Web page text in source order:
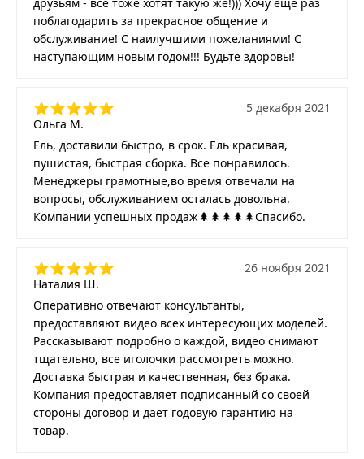
поблагодарить за прекрасное общение и
обслуживание! С наилучшими пожеланиями! С
наступающим новым годом!!! Будьте здоровы!
Ольга М.
5 декабря 2021
Ель, доставили быстро, в срок. Ель красивая,
пушистая, быстрая сборка. Все понравилось.
Менеджеры грамотные,во время отвечали на
вопросы, обслуживанием осталась довольна.
Компании успешных продаж🌲🌲🌲🌲🌲Спасибо.
Наталия Ш.
26 ноября 2021
Оперативно отвечают консультанты,
предоставляют видео всех интересующих моделей.
Рассказывают подробно о каждой, видео снимают
тщательно, все иголочки рассмотреть можно.
Доставка быстрая и качественная, без брака.
Компания предоставляет подписанный со своей
стороны договор и дает годовую гарантию на
товар.